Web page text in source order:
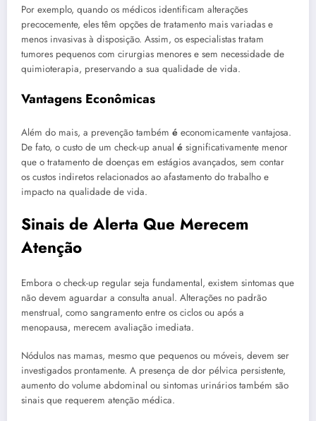
Por exemplo, quando os médicos identificam alterações
precocemente, eles têm opções de tratamento mais variadas e
menos invasivas à disposição. Assim, os especialistas tratam
tumores pequenos com cirurgias menores e sem necessidade de
quimioterapia, preservando a sua qualidade de vida.
Vantagens Econômicas
Além do mais, a prevenção também é economicamente vantajosa.
De fato, o custo de um check-up anual é significativamente menor
que o tratamento de doenças em estágios avançados, sem contar
os custos indiretos relacionados ao afastamento do trabalho e
impacto na qualidade de vida.
Sinais de Alerta Que Merecem
Atenção
Embora o check-up regular seja fundamental, existem sintomas que
não devem aguardar a consulta anual. Alterações no padrão
menstrual, como sangramento entre os ciclos ou após a
menopausa, merecem avaliação imediata.
Nódulos nas mamas, mesmo que pequenos ou móveis, devem ser
investigados prontamente. A presença de dor pélvica persistente,
aumento do volume abdominal ou sintomas urinários também são
sinais que requerem atenção médica.